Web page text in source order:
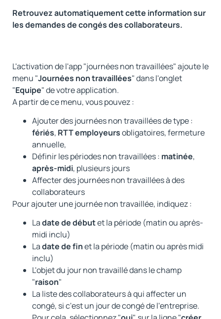
Retrouvez automatiquement cette information sur
les demandes de congés des collaborateurs.
L'activation de l'app "journées non travaillées" ajoute le
menu "Journées non travaillées" dans l'onglet
"Equipe" de votre application.
A partir de ce menu, vous pouvez :
Ajouter des journées non travaillées de type :
fériés, RTTemployeursobligatoires, fermeture
annuelle,
Définir les périodes non travaillées : matinée,
après-midi, plusieurs jours
Affecter des journées non travaillées à des
collaborateurs
Pour ajouter une journée non travaillée, indiquez :
Ladate de débutet la période (matin ou après-
midi inclu)
Ladate de finet la période (matin ou après midi
inclu)
L'objet du jour non travaillé dans le champ
"raison"
La liste des collaborateurs à qui affecter un
congé, si c'est un jour de congé de l'entreprise.